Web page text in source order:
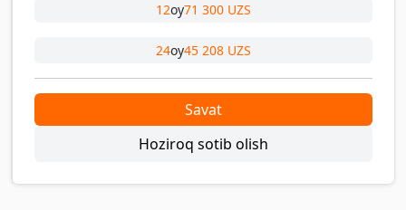
12oy71 300 UZS
24oy45 208 UZS
Savat
Hoziroq sotib olish